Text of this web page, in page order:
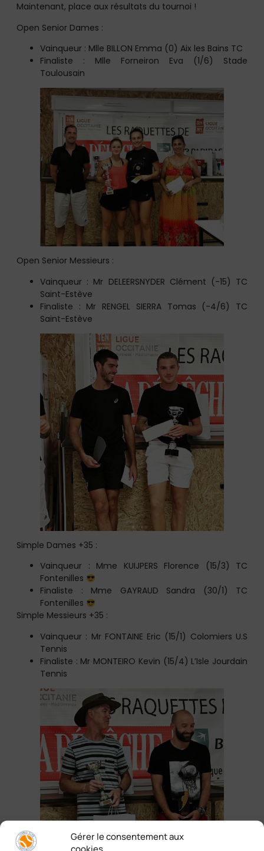
Gérer le consentement aux
Maintenant, place aux résultats du tournoi !
Open Senior Dames :
Vainqueur : Mlle BILLON Emma (0) Aix les Bains TC
Finaliste : Mlle Forneiron Eva (1/6) Stade
Toulousain
Open Senior Messieurs :
Vainqueur : Mr DELEERSNYDER Clément (-15) TC
Saint-Estève
Finaliste : Mr RENGEL SIERRA Tomas (-4/6) TC
Saint-Estève
Simple Dames +35 :
Vainqueur : Mme KUIJPERS Florence (15/3) TC
Fontenilles
Finaliste : Mme GAYRAUD Sandra (30/1) TC
Fontenilles
Simple Messieurs +35 :
Vainqueur : Mr FONTAINE Eric (15/1) Colomiers U.S
Tennis
Finaliste : Mr MONTEIRO Kevin (15/4) L’Isle Jourdain
Tennis